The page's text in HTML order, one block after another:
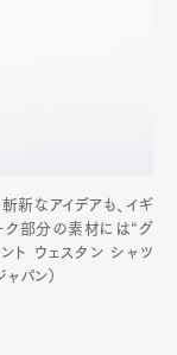
新なアイデアも、イギ
ーク部分の素材には“グ
ト ウェスタン シャツ
パン）